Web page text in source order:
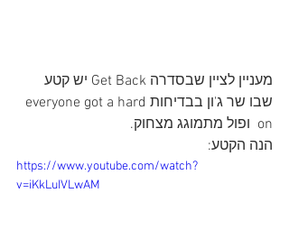
מעניין לציין שבסדרה Get Back יש קטע
שבו שר ג'ון בבדיחותeveryone got a hard
on  ופול מתמוגג מצחוק.
הנה הקטע:
https://www.youtube.com/watch?
v=iKkLuIVLwAM